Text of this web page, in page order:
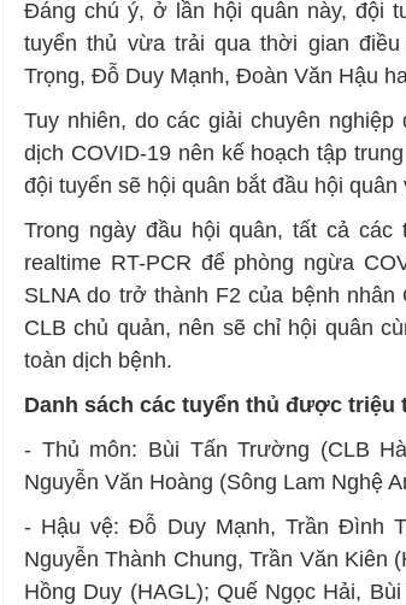
Đáng chú ý, ở lần hội quân này, đội
tuyển thủ vừa trải qua thời gian
Trọng, Đỗ Duy Mạnh, Đoàn Văn Hậu
Tuy nhiên, do các giải chuyên
dịch COVID-19 nên kế hoạch tập
đội tuyển sẽ hội quân bắt đầu hội quân
Trong ngày đầu hội quân, tất cả
realtime RT-PCR để phòng ngừa
SLNA do trở thành F2 của bệnh
CLB chủ quản, nên sẽ chỉ hội quân
toàn dịch bệnh.
Danh sách các tuyển thủ được triệu
- Thủ môn: Bùi Tấn Trường (CLB
Nguyễn Văn Hoàng (Sông Lam Nghệ
- Hậu vệ: Đỗ Duy Mạnh, Trần Đình
Nguyễn Thành Chung, Trần Văn Kiên
Hồng Duy (HAGL); Quế Ngọc Hải,